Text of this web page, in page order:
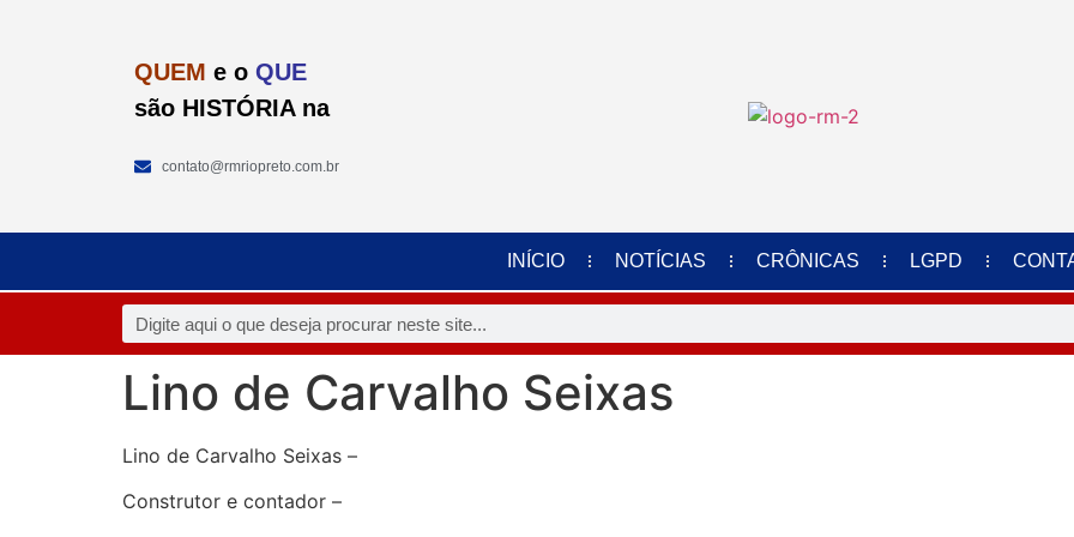
QUEM e o QUE
são HISTÓRIA na
contato@rmriopreto.com.br
INÍCIO NOTÍCIAS CRÔNICAS LGPD
Lino de Carvalho Seixas
Lino de Carvalho Seixas –
Construtor e contador –